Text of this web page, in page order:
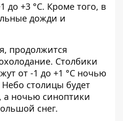
до +3 °C. Кроме того, в
дожди и
продолжится
Столбики
от -1 до +1 °C ночью
столицы будет
а ночью синоптики
снег.